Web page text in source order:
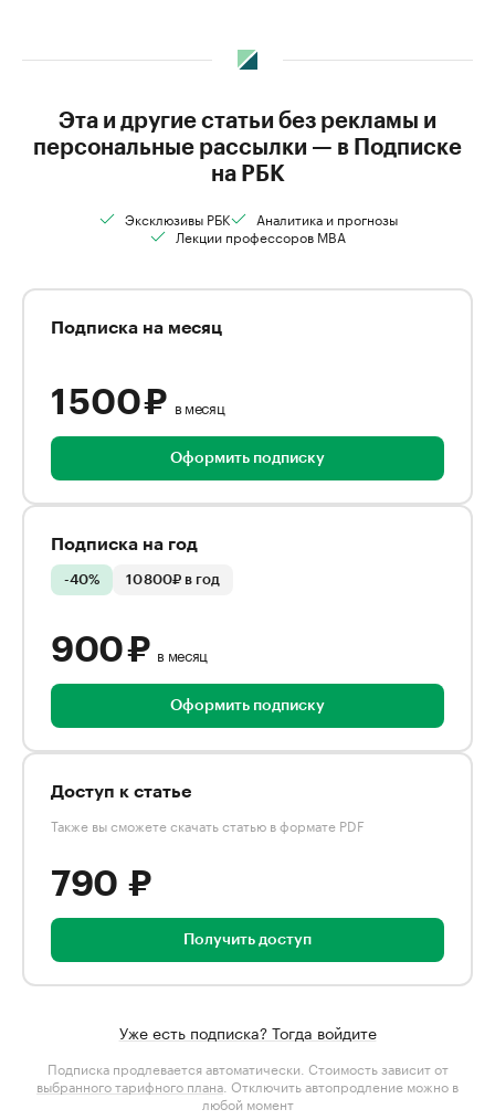
Эта и другие статьи без рекламы и
персональные рассылки — в Подписке
на РБК
Эксклюзивы РБК
Аналитика и прогнозы
Лекции профессоров MBA
Подписка на месяц
1 500 ₽ в месяц
Оформить подписку
Подписка на год
-40% 10 800₽ в год
900 ₽ в месяц
Оформить подписку
Доступ к статье
Также вы сможете скачать статью в формате PDF
790 ₽
Получить доступ
Уже есть подписка? Тогда войдите
Подписка продлевается автоматически. Стоимость зависит от
выбранного тарифного плана . Отключить автопродление можно в
любой момент